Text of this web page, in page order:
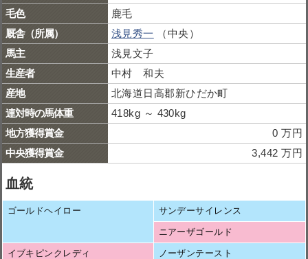
毛色
鹿毛
厩舎（所属）
浅見秀一
（中央）
馬主
浅見文子
生産者
中村 和夫
産地
北海道日高郡新ひだか町
連対時の馬体重
418kg ～ 430kg
地方獲得賞金
0 万円
中央獲得賞金
3,442 万円
血統
ゴールドヘイロー サンデーサイレンス
ニアーザゴールド
イブキピンクレディ ノーザンテースト